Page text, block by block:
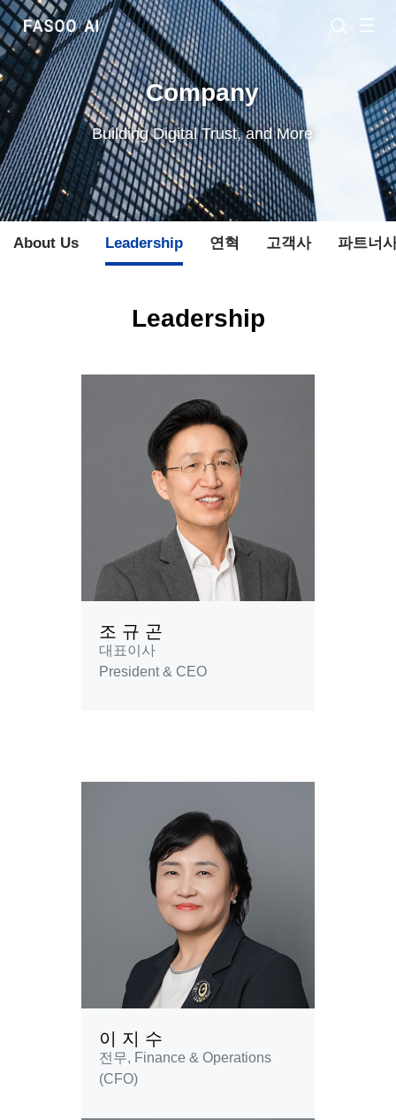
Company
Building Digital Trust, and More
About Us Leadership 연혁 고객사 파트너
Leadership
조 규 곤
대표이사
President & CEO
이 지 수
전무, Finance & Operations
(CFO)